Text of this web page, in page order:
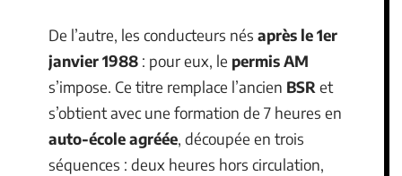
De l’autre, les conducteurs nés après le 1er
janvier 1988 : pour eux, le permis AM
s’impose. Ce titre remplace l’ancien BSR et
s’obtient avec une formation de 7 heures en
auto-école agréée, découpée en trois
séquences : deux heures hors circulation,